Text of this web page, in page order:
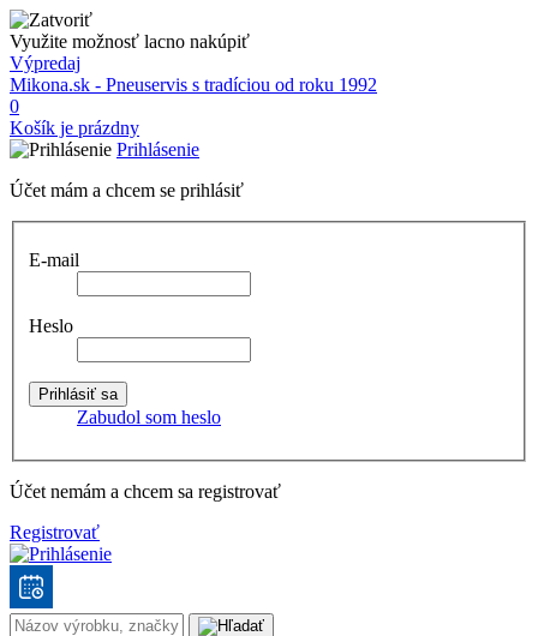
Využite možnosť lacno nakúpiť
Výpredaj
Mikona.sk - Pneuservis s tradíciou od roku 1992
0
Košík je prázdny
Prihlásenie
Účet mám a chcem se prihlásiť
E-mail
Heslo
Zabudol som heslo
Účet nemám a chcem sa registrovať
Registrovať